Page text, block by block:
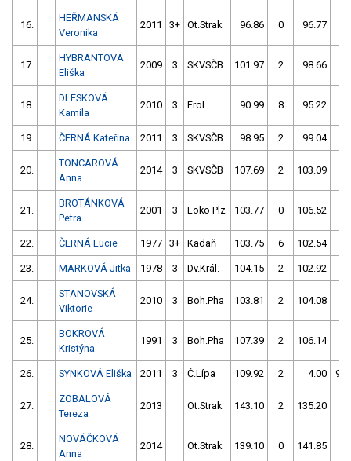
16.
HEŘMANSKÁ
Veronika
2011 3+ Ot.Strak 96.86 0 96.77
17.
HYBRANTOVÁ
Eliška
2009 3 SKVSČB 101.97 2 98.66
18.
DLESKOVÁ
Kamila
2010 3 Frol 90.99 8 95.22
19. ČERNÁ Kateřina 2011 3 SKVSČB 98.95 2 99.04
20.
TONCAROVÁ
Anna
2014 3 SKVSČB 107.69 2 103.09
21.
BROTÁNKOVÁ
Petra
2001 3 Loko Plz 103.77 0 106.52
22. ČERNÁ Lucie 1977 3+ Kadaň 103.75 6 102.54
23. MARKOVÁ Jitka 1978 3 Dv.Král. 104.15 2 102.92
24.
STANOVSKÁ
Viktorie
2010 3 Boh.Pha 103.81 2 104.08
25.
BOKROVÁ
Kristýna
1991 3 Boh.Pha 107.39 2 106.14
26. SYNKOVÁ Eliška 2011 3 Č.Lípa 109.92 2 4.00 999
27.
ZOBALOVÁ
Tereza
2013 Ot.Strak 143.10 2 135.20
28.
NOVÁČKOVÁ
Anna
2014 Ot.Strak 139.10 0 141.85